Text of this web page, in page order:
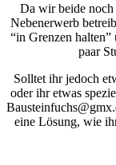
Da wir beide noch
Nebenerwerb
“in Grenzen
paar
Solltet ihr jedoch
oder ihr etwas
eine Lösung, wie